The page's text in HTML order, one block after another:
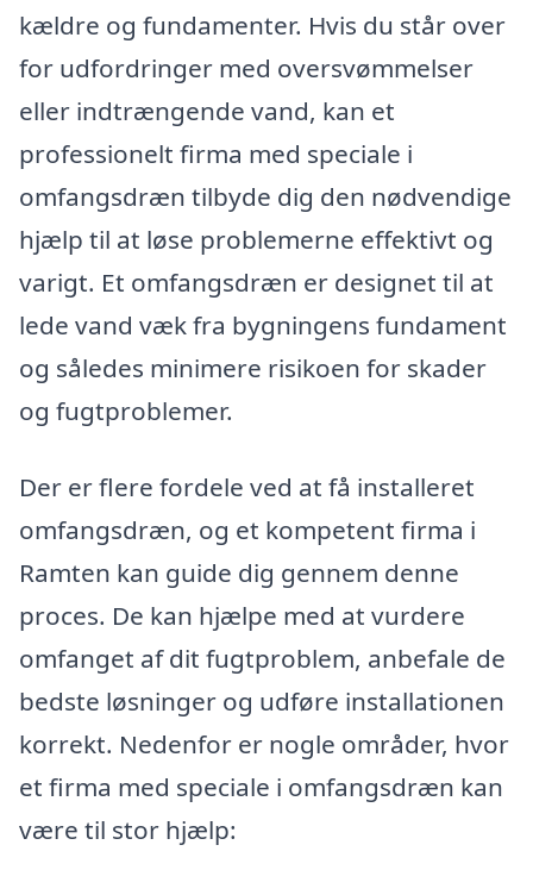
kældre og fundamenter. Hvis du står over
for udfordringer med oversvømmelser
eller indtrængende vand, kan et
professionelt firma med speciale i
omfangsdræn tilbyde dig den nødvendige
hjælp til at løse problemerne effektivt og
varigt. Et omfangsdræn er designet til at
lede vand væk fra bygningens fundament
og således minimere risikoen for skader
og fugtproblemer.
Der er flere fordele ved at få installeret
omfangsdræn, og et kompetent firma i
Ramten kan guide dig gennem denne
proces. De kan hjælpe med at vurdere
omfanget af dit fugtproblem, anbefale de
bedste løsninger og udføre installationen
korrekt. Nedenfor er nogle områder, hvor
et firma med speciale i omfangsdræn kan
være til stor hjælp: